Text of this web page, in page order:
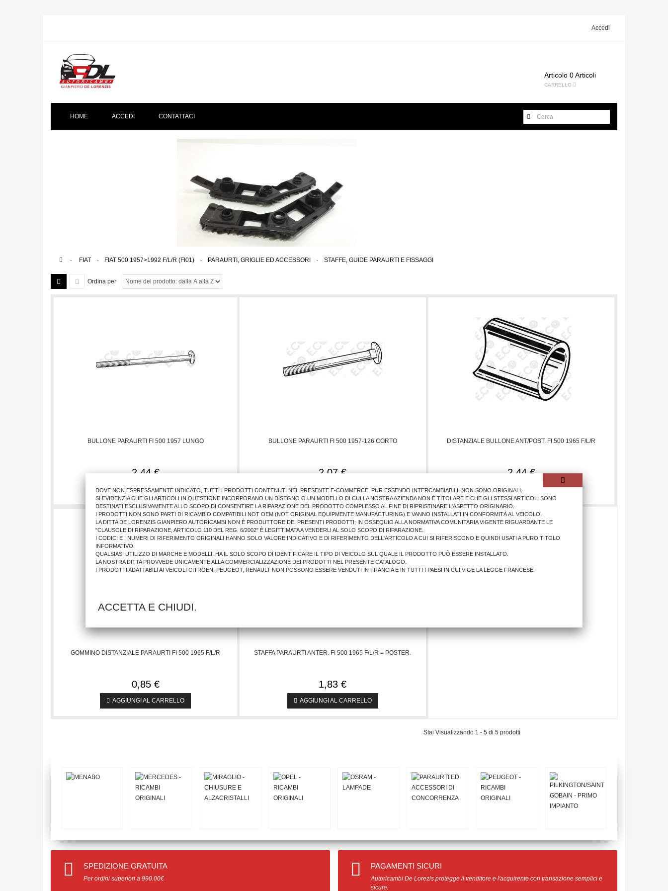
Accedi
Articolo 0 Articoli
CARRELLO
HOME ACCEDI CONTATTACI
> FIAT > FIAT 500 1957>1992 F/L/R (FI01) > PARAURTI, GRIGLIE ED ACCESSORI > STAFFE, GUIDE PARAURTI E FISSAGGI
Ordina per
BULLONE PARAURTI FI 500 1957 LUNGO
2,44 €
AGGIUNGI AL CARRELLO
BULLONE PARAURTI FI 500 1957-126 CORTO
2,07 €
AGGIUNGI AL CARRELLO
DISTANZIALE BULLONE ANT/POST. FI 500 1965 F/L/R
2,44 €
AGGIUNGI AL CARRELLO
GOMMINO DISTANZIALE PARAURTI FI 500 1965 F/L/R
0,85 €
AGGIUNGI AL CARRELLO
STAFFA PARAURTI ANTER. FI 500 1965 F/L/R = POSTER.
1,83 €
AGGIUNGI AL CARRELLO
Stai Visualizzando 1 - 5 di 5 prodotti
SPEDIZIONE GRATUITA
Per ordini superiori a 990.00€
PAGAMENTI SICURI
Autoricambi De Lorezis protegge il venditore e l'acquirente con transazione semplici e
sicure.
DOVE NON ESPRESSAMENTE INDICATO, TUTTI I PRODOTTI CONTENUTI NEL PRESENTE E-COMMERCE, PUR ESSENDO INTERCAMBIABILI, NON SONO ORIGINALI.
SI EVIDENZIA CHE GLI ARTICOLI IN QUESTIONE INCORPORANO UN DISEGNO O UN MODELLO DI CUI LA NOSTRA AZIENDA NON È TITOLARE E CHE GLI STESSI ARTICOLI SONO
DESTINATI ESCLUSIVAMENTE ALLO SCOPO DI CONSENTIRE LA RIPARAZIONE DEL PRODOTTO COMPLESSO AL FINE DI RIPRISTINARE L'ASPETTO ORIGINARIO.
I PRODOTTI NON SONO PARTI DI RICAMBIO COMPATIBILI NOT OEM (NOT ORIGINAL EQUIPMENTE MANUFACTURING) E VANNO INSTALLATI IN CONFORMITÀ AL VEICOLO.
LA DITTA DE LORENZIS GIANPIERO AUTORICAMBI NON È PRODUTTORE DEI PRESENTI PRODOTTI; IN OSSEQUIO ALLA NORMATIVA COMUNITARIA VIGENTE RIGUARDANTE LE
"CLAUSOLE DI RIPARAZIONE, ARTICOLO 110 DEL REG. 6/2002" È LEGITTIMATA A VENDERLI AL SOLO SCOPO DI RIPARAZIONE.
I CODICI E I NUMERI DI RIFERIMENTO ORIGINALI HANNO SOLO VALORE INDICATIVO E DI RIFERIMENTO DELL'ARTICOLO A CUI SI RIFERISCONO E QUINDI USATI A PURO TITOLO
INFORMATIVO.
QUALSIASI UTILIZZO DI MARCHE E MODELLI, HA IL SOLO SCOPO DI IDENTIFICARE IL TIPO DI VEICOLO SUL QUALE IL PRODOTTO PUÒ ESSERE INSTALLATO.
LA NOSTRA DITTA PROVVEDE UNICAMENTE ALLA COMMERCIALIZZAZIONE DEI PRODOTTI NEL PRESENTE CATALOGO.
I PRODOTTI ADATTABILI AI VEICOLI CITROEN, PEUGEOT, RENAULT NON POSSONO ESSERE VENDUTI IN FRANCIA E IN TUTTI I PAESI IN CUI VIGE LA LEGGE FRANCESE.
ACCETTA E CHIUDI.